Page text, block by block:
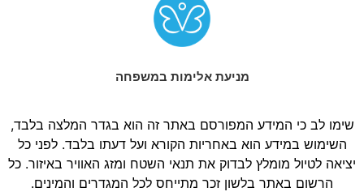
מניעת אלימות במשפחה
שימו לב כי המידע המפורסם באתר זה הוא בגדר המלצה בלבד,
השימוש במידע הוא באחריות הקורא ועל דעתו בלבד. לפני כל
יציאה לטיול מומלץ לבדוק את תנאי השטח ומזג האוויר באיזור. כל
הרשום באתר בלשון זכר מתייחס לכל המגדרים והמינים.